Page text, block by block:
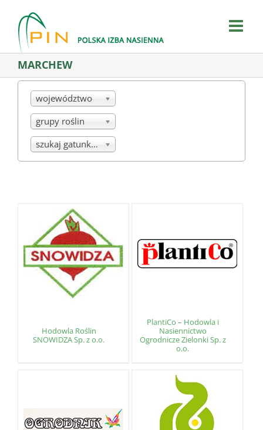
content
MARCHEW
województwo
grupy roślin
szukaj gatunku/mieszanki
Hodowla Roślin
SNOWIDZA Sp. z o.o.
PlantiCo – Hodowla i
Nasiennictwo
Ogrodnicze Zielonki Sp. z
o.o.